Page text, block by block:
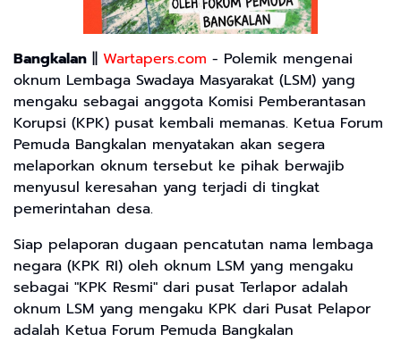
Bangkalan || Wartapers.com - Polemik mengenai
oknum Lembaga Swadaya Masyarakat (LSM) yang
mengaku sebagai anggota Komisi Pemberantasan
Korupsi (KPK) pusat kembali memanas. Ketua Forum
Pemuda Bangkalan menyatakan akan segera
melaporkan oknum tersebut ke pihak berwajib
menyusul keresahan yang terjadi di tingkat
pemerintahan desa.
Siap pelaporan dugaan pencatutan nama lembaga
negara (KPK RI) oleh oknum LSM yang mengaku
sebagai "KPK Resmi" dari pusat Terlapor adalah
oknum LSM yang mengaku KPK dari Pusat Pelapor
adalah Ketua Forum Pemuda Bangkalan